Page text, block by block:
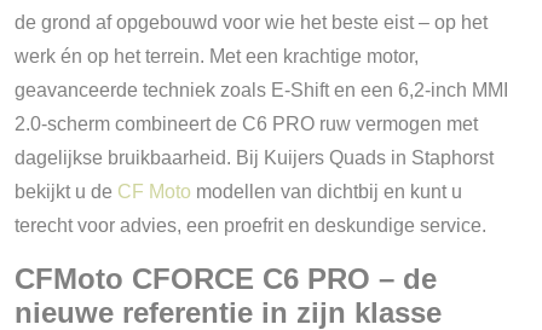
de grond af opgebouwd voor wie het beste eist – op het
werk én op het terrein. Met een krachtige motor,
geavanceerde techniek zoals E-Shift en een 6,2-inch MMI
2.0-scherm combineert de C6 PRO ruw vermogen met
dagelijkse bruikbaarheid. Bij Kuijers Quads in Staphorst
bekijkt u de CF Moto modellen van dichtbij en kunt u
terecht voor advies, een proefrit en deskundige service.
CFMoto CFORCE C6 PRO – de
nieuwe referentie in zijn klasse